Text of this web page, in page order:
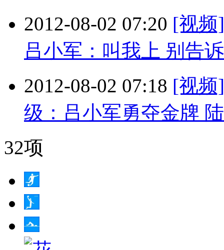
2012-08-02 07:20 [视频
吕小军：叫我上 别告
2012-08-02 07:18 [视频
级：吕小军勇夺金牌
32项